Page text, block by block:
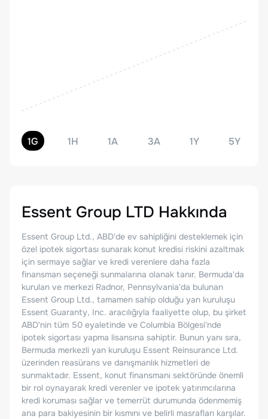
1G 1H 1A 3A 1Y 5Y
Essent Group LTD Hakkında
Essent Group Ltd., ABD'de ev sahipliğini desteklemek için
özel ipotek sigortası sunarak konut kredisi riskini azaltmak
için sermaye sağlar ve kredi verenlere daha fazla
finansman seçeneği sunmalarına olanak tanır. Bermuda'da
kurulan ve merkezi Radnor, Pennsylvania'da bulunan
Essent Group Ltd., tamamen sahip olduğu yan kuruluşu
Essent Guaranty, Inc. aracılığıyla faaliyette olup, bu şirket
ABD'nin tüm 50 eyaletinde ve Columbia Bölgesi'nde
ipotek sigortası yapma lisansına sahiptir. Bunun yanı sıra,
Bermuda merkezli yan kuruluşu Essent Reinsurance Ltd.
üzerinden reasürans ve danışmanlık hizmetleri de
sunmaktadır. Essent, konut finansmanı sektöründe önemli
bir rol oynayarak kredi verenler ve ipotek yatırımcılarına
kredi koruması sağlar ve temerrüt durumunda ödenmemiş
ana para bakiyesinin bir kısmını ve belirli masrafları karşılar.